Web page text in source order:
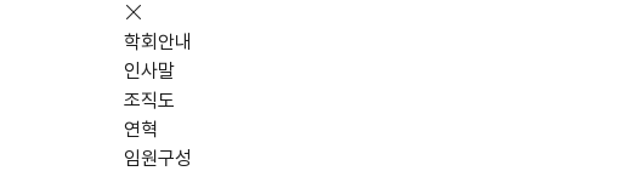
학회안내
인사말
조직도
연혁
임원구성